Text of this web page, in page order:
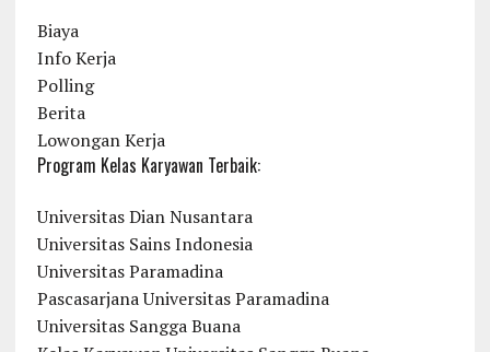
Biaya
Info Kerja
Polling
Berita
Lowongan Kerja
Program Kelas Karyawan Terbaik:
Universitas Dian Nusantara
Universitas Sains Indonesia
Universitas Paramadina
Pascasarjana Universitas Paramadina
Universitas Sangga Buana